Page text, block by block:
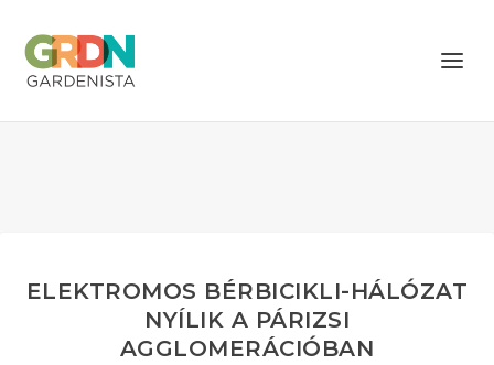
ELEKTROMOS BÉRBICIKLI-HÁLÓZAT
NYÍLIK A PÁRIZSI
AGGLOMERÁCIÓBAN